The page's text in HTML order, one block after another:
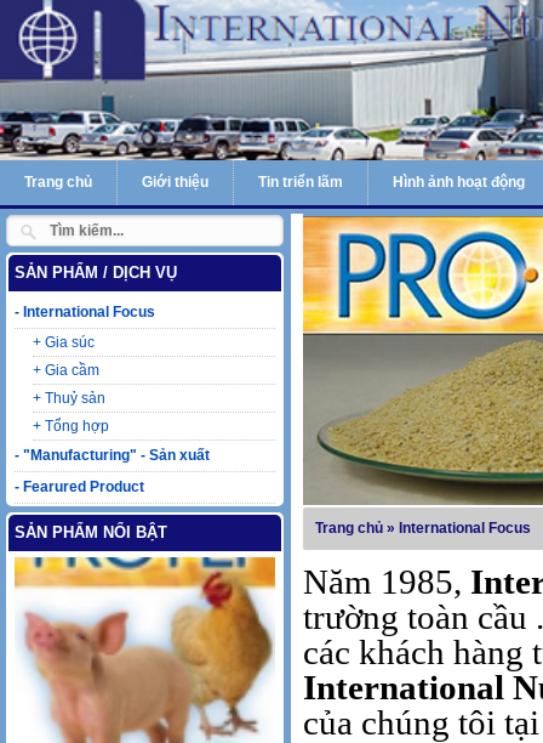
Trang chủ Giới thiệu Tin triển lãm Hình ảnh hoạt động
SẢN PHẨM / DỊCH VỤ
- International Focus
+ Gia súc
+ Gia cầm
+ Thuỷ sản
+ Tổng hợp
- "Manufacturing" - Sản xuất
- Fearured Product
SẢN PHẨM NỔI BẬT
Laczyme
Trang chủ » International Focus
Năm 1985,
trường toàn cầu
các khách
International
của chúng tôi